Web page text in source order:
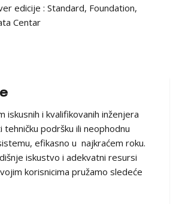
edicije : Standard, Foundation,
Centar
iskusnih i kvalifikovanih inženjera
tehničku podršku ili neophodnu
efikasno u najkraćem roku.
iskustvo i adekvatni resursi
korisnicima pružamo sledeće